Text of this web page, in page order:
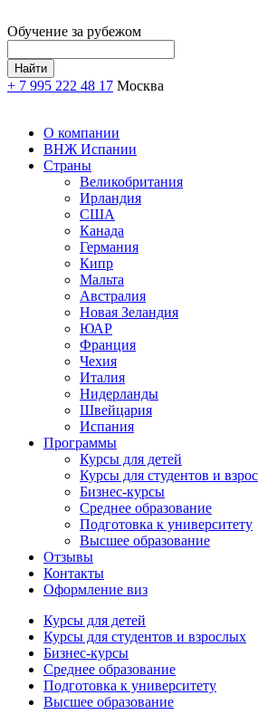
Обучение за рубежом
+ 7 995 222 48 17 Москва
О компании
ВНЖ Испании
Страны
Великобритания
Ирландия
США
Канада
Германия
Кипр
Мальта
Австралия
Новая Зеландия
ЮАР
Франция
Чехия
Италия
Нидерланды
Швейцария
Испания
Программы
Курсы для детей
Курсы для студентов и
Бизнес-курсы
Среднее образование
Подготовка к университету
Высшее образование
Отзывы
Контакты
Оформление виз
Курсы для детей
Курсы для студентов и взрослых
Бизнес-курсы
Среднее образование
Подготовка к университету
Высшее образование